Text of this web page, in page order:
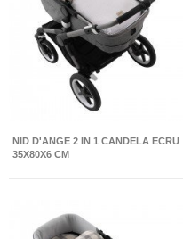
NID D'ANGE 2 IN 1 CANDELA ECRU
35X80X6 CM